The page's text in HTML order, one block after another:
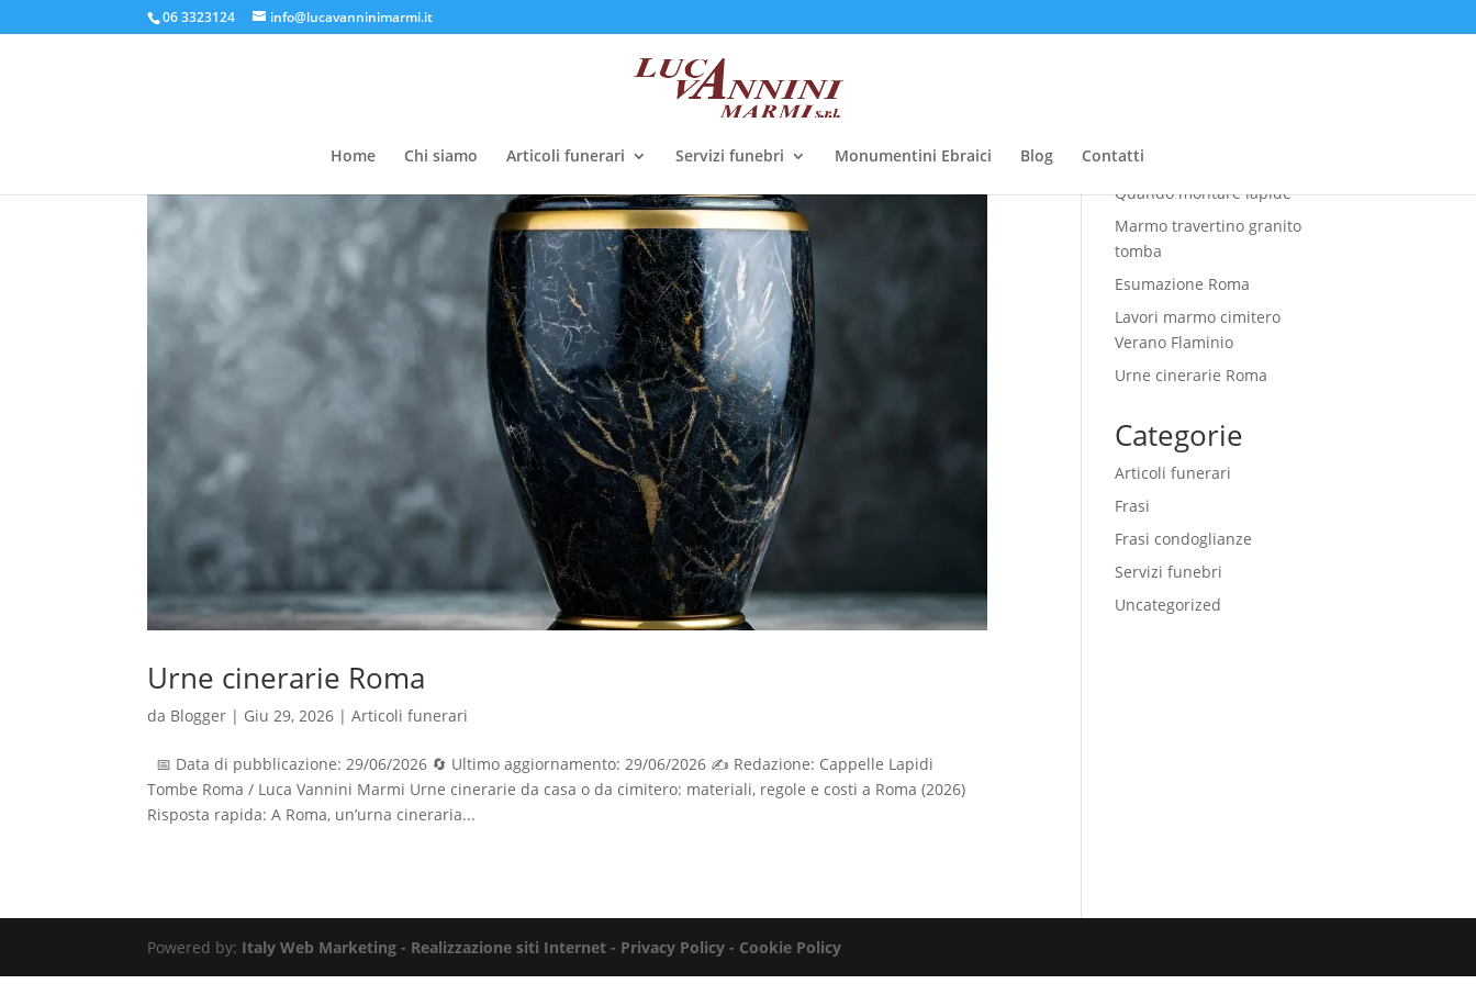
06 3323124 info@lucavanninimarmi.it
Home Chi siamo Articoli funerari Servizi funebri Monumentini Ebraici Blog Contatti
Urne cinerarie Roma
da Blogger | Giu 29, 2026 |Articoli funerari
📅 Data di pubblicazione: 29/06/2026 🔄 Ultimo aggiornamento: 29/06/2026 ✍️ Redazione: Cappelle Lapidi
Tombe Roma / Luca Vannini Marmi Urne cinerarie da casa o da cimitero: materiali, regole e costi a Roma (2026)
Risposta rapida: A Roma, un’urna cineraria...
Ultimi articoli
Quando montare lapide
Marmo travertino granito
tomba
Esumazione Roma
Lavori marmo cimitero
Verano Flaminio
Urne cinerarie Roma
Categorie
Articoli funerari
Frasi
Frasi condoglianze
Servizi funebri
Uncategorized
Powered by: Italy Web Marketing - Realizzazione siti Internet - Privacy Policy - Cookie Policy